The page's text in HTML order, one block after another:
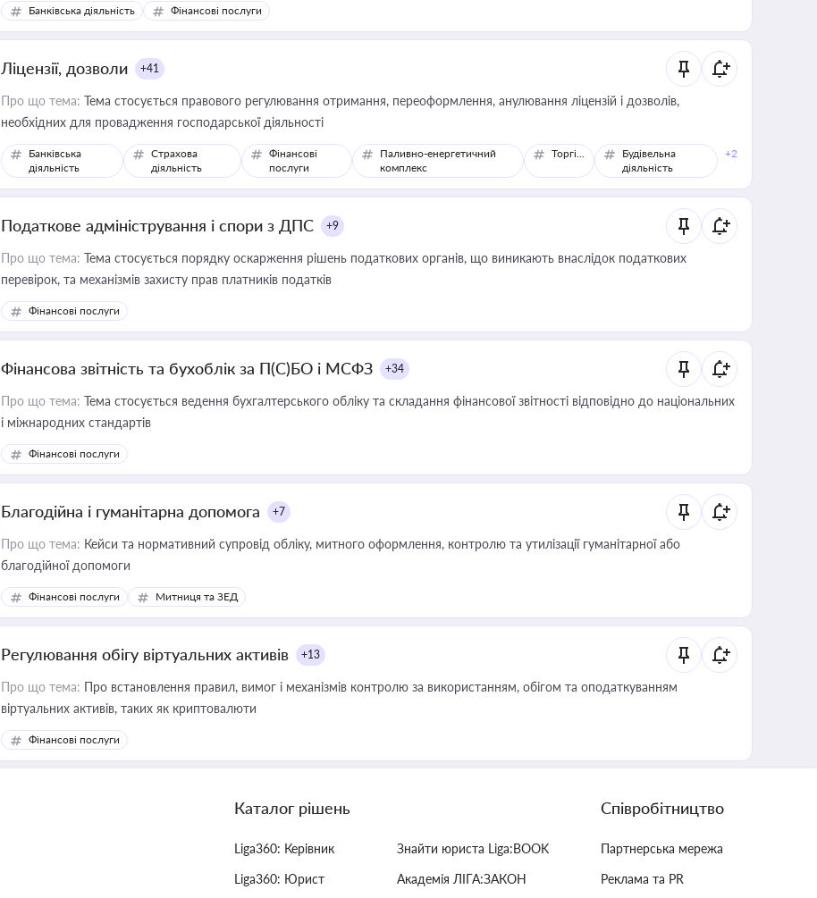
Банківська діяльність Фінансові послуги
Ліцензії, дозволи +41
Про що тема: Тема стосується правового регулювання отримання, переоформлення, анулювання ліцензій і дозволів,
необхідних для провадження господарської діяльності
Банківська
діяльність
Страхова
діяльність
Фінансові
послуги
Паливно-енергетичний
комплекс
Торгівля
Будівельна
діяльність
+2
Податкове адміністрування і спори з ДПС +9
Про що тема: Тема стосується порядку оскарження рішень податкових органів, що виникають внаслідок податкових
перевірок, та механізмів захисту прав платників податків
Фінансові послуги
Фінансова звітність та бухоблік за П(С)БО і МСФЗ +34
Про що тема: Тема стосується ведення бухгалтерського обліку та складання фінансової звітності відповідно до національних
і міжнародних стандартів
Фінансові послуги
Благодійна і гуманітарна допомога +7
Про що тема: Кейси та нормативний супровід обліку, митного оформлення, контролю та утилізації гуманітарної або
благодійної допомоги
Фінансові послуги Митниця та ЗЕД
Регулювання обігу віртуальних активів +13
Про що тема: Про встановлення правил, вимог і механізмів контролю за використанням, обігом та оподаткуванням
віртуальних активів, таких як криптовалюти
Фінансові послуги
Каталог рішень
Liga360: Керівник
Liga360: Юрист
Знайти юриста Liga:BOOK
Академія ЛІГА:ЗАКОН
Співробітництво
Партнерська мережа
Реклама та PR